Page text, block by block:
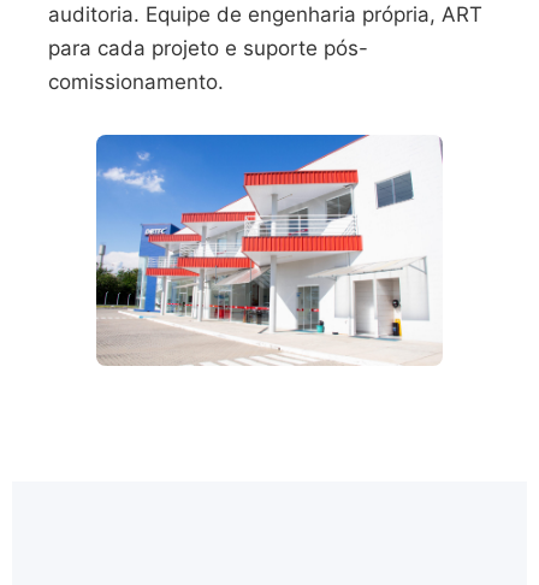
auditoria. Equipe de engenharia própria, ART
para cada projeto e suporte pós-
comissionamento.